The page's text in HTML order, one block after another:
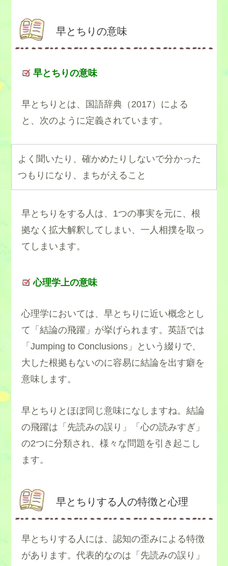
早とちりの意味
早とちりの意味
早とちりとは、国語辞典（2017）による
と、次のように定義されています。
よく聞いたり、確かめたりしないで分かった
つもりになり、まちがえること
早とちりをする人は、1つの事実を元に、根
拠なく拡大解釈してしまい、一人相撲を取っ
てしまいます。
心理学上の意味
心理学においては、早とちりに近い概念とし
て「結論の飛躍」が挙げられます。英語では
「Jumping to Conclusions」という綴りで、
大した根拠もないのに容易に結論を出す癖を
意味します。
早とちりとほぼ同じ意味になしますね。結論
の飛躍は「先読みの誤り」「心の読みすぎ」
の2つに分類され、様々な問題を引き起こし
ます。
早とちりする人の特徴と心理
早とちりする人には、認知の歪みによる特徴
があります。代表的なのは「先読みの誤り」